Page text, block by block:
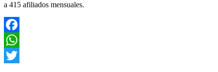
a 415 afiliados mensuales.
Facebook
WhatsApp